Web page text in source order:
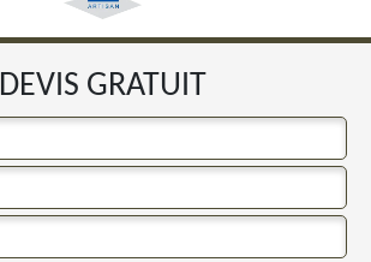
DEVIS GRATUIT